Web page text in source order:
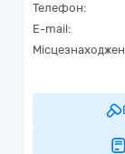
Телефон:
E-mail: